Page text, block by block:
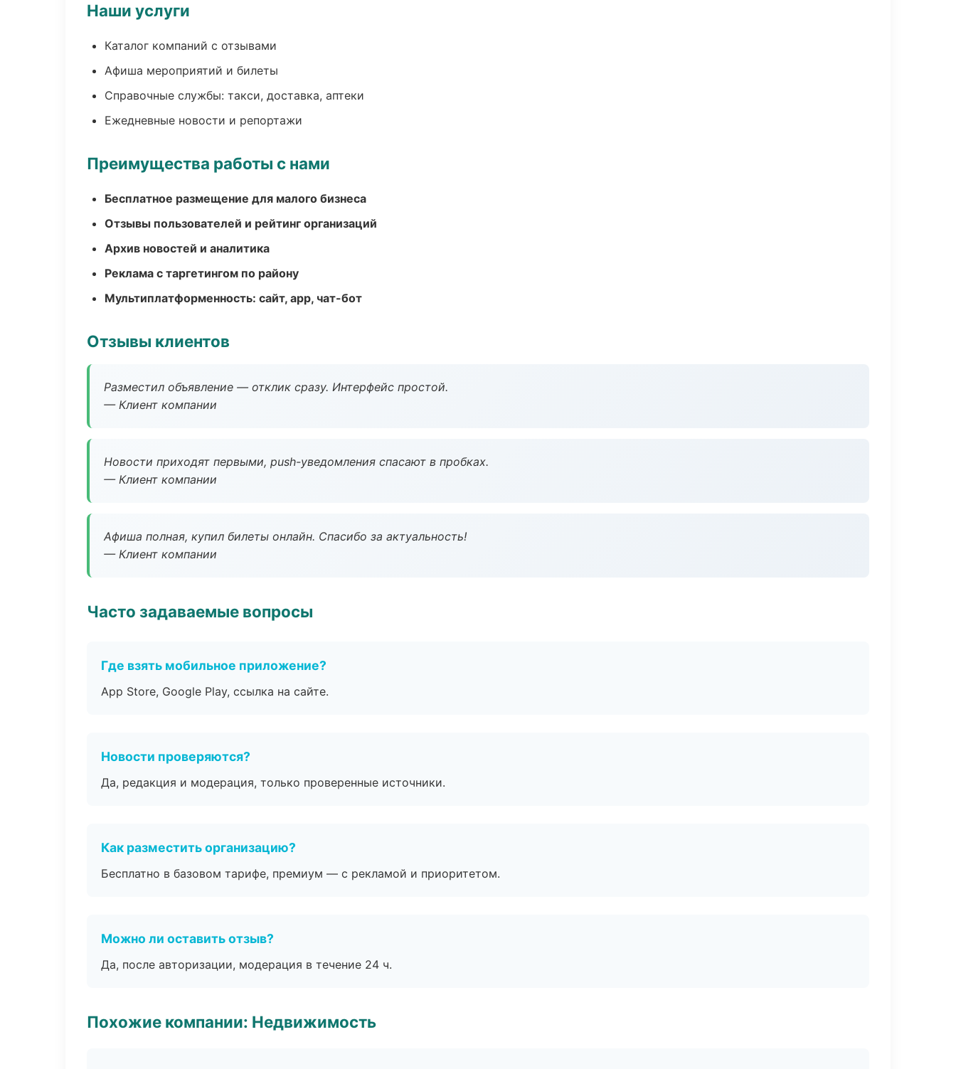
Наши услуги
Каталог компаний с отзывами
Афиша мероприятий и билеты
Справочные службы: такси, доставка, аптеки
Ежедневные новости и репортажи
Преимущества работы с нами
Бесплатное размещение для малого бизнеса
Отзывы пользователей и рейтинг организаций
Архив новостей и аналитика
Реклама с таргетингом по району
Мультиплатформенность: сайт, app, чат-бот
Отзывы клиентов
Разместил объявление — отклик сразу. Интерфейс простой.
— Клиент компании
Новости приходят первыми, push-уведомления спасают в пробках.
— Клиент компании
Афиша полная, купил билеты онлайн. Спасибо за актуальность!
— Клиент компании
Часто задаваемые вопросы
Где взять мобильное приложение?
App Store, Google Play, ссылка на сайте.
Новости проверяются?
Да, редакция и модерация, только проверенные источники.
Как разместить организацию?
Бесплатно в базовом тарифе, премиум — с рекламой и приоритетом.
Можно ли оставить отзыв?
Да, после авторизации, модерация в течение 24 ч.
Похожие компании: Недвижимость